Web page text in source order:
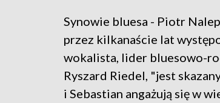
Synowie bluesa - Piotr
przez kilkanaście lat
wokalista, lider bluesowo-
Ryszard Riedel, "jest
i Sebastian angażują się w